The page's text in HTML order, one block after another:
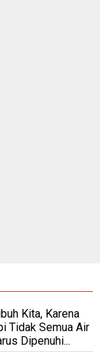
Kita, Karena
Tidak Semua Air
Dipenuhi...